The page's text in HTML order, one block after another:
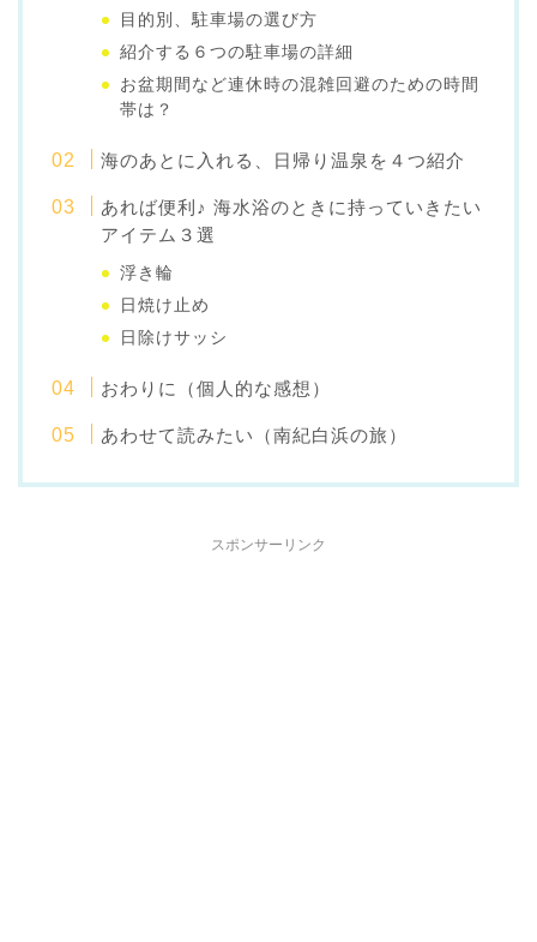
目的別、駐車場の選び方
紹介する６つの駐車場の詳細
お盆期間など連休時の混雑回避のための時間
帯は？
海のあとに入れる、日帰り温泉を４つ紹介
あれば便利♪ 海水浴のときに持っていきたい
アイテム３選
浮き輪
日焼け止め
日除けサッシ
おわりに（個人的な感想）
あわせて読みたい（南紀白浜の旅）
スポンサーリンク